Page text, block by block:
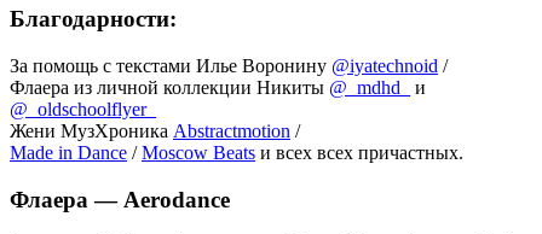
Благодарности:
За помощь с текстами Илье Воронину @iyatechnoid /
Флаера из личной коллекции Никиты @_mdhd_
и
@_oldschoolflyer_
Жени МузХроника Abstractmotion /
Made in Dance /Moscow Beats и всех всех причастных.
Флаера — Aerodance